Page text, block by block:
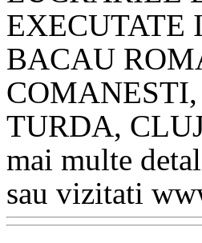
EXECUTATE
BACAU
TURDA,
mai multe
sau vizitati